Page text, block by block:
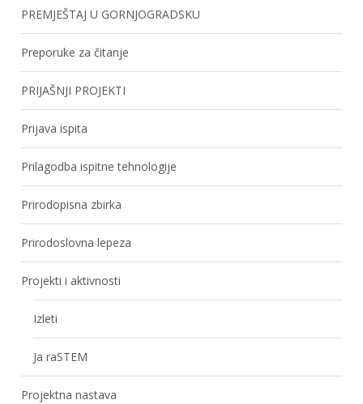
PREMJEŠTAJ U GORNJOGRADSKU
Preporuke za čitanje
PRIJAŠNJI PROJEKTI
Prijava ispita
Prilagodba ispitne tehnologije
Prirodopisna zbirka
Prirodoslovna lepeza
Projekti i aktivnosti
Izleti
Ja raSTEM
Projektna nastava